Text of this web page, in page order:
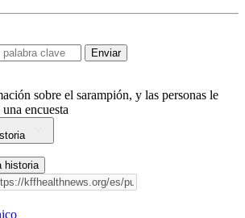
sobre el sarampión, y las personas le
encuesta
historia